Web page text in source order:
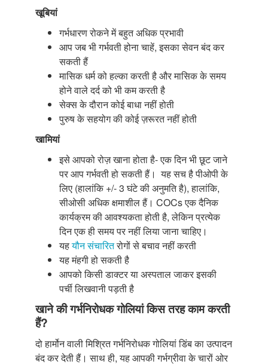
खूबियां
गर्भधारण रोकने में बहुत अधिक प्रभावी
आप जब भी गर्भवती होना चाहें, इसका सेवन बंद कर
सकती हैं
मासिक धर्म को हल्का करती है और मासिक के समय
होने वाले दर्द को भी कम करती है
सेक्स के दौरान कोई बाधा नहीं होती
पुरुष के सहयोग की कोई ज़रूरत नहीं होती
खामियां
इसे आपको रोज़ खाना होता है- एक दिन भी छूट जाने
पर आप गर्भवती हो सकती हैं। यह सच है पीओपी के
लिए (हालांकि +/- 3 घंटे की अनुमति है), हालांकि,
सीओसी अधिक क्षमाशील हैं। COCs एक दैनिक
कार्यक्रम की आवश्यकता होती है, लेकिन प्रत्येक
दिन एक ही समय पर नहीं लिया जाना चाहिए।
यहयौन संचारितरोगों से बचाव नहीं करती
यह मंहगी हो सकती है
आपको किसी डाक्टर या अस्पताल जाकर इसकी
पर्ची लिखवानी पड़ती है
खाने की गर्भनिरोधक गोलियां किस तरह काम करती
हैं?
दो हार्मोन वाली मिश्रित गर्भनिरोधक गोलियां डिंब का उत्पादन
बंद कर देती हैं। साथ ही, यह आपकी गर्भग्रीवा के चारों ओर